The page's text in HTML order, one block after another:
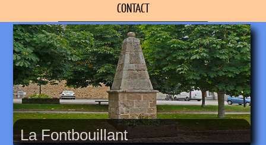
CONTACT
La Fontbouillant